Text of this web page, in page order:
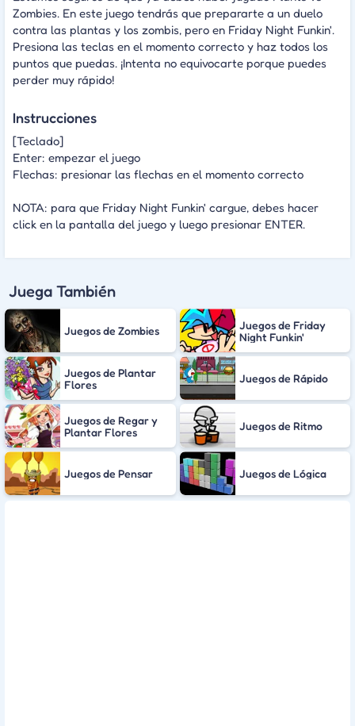
Zombies. En este juego tendrás que prepararte a un duelo
contra las plantas y los zombis, pero en Friday Night Funkin'.
Presiona las teclas en el momento correcto y haz todos los
puntos que puedas. ¡Intenta no equivocarte porque puedes
perder muy rápido!
Instrucciones
[Teclado]
Enter: empezar el juego
Flechas: presionar las flechas en el momento correcto
NOTA: para que Friday Night Funkin' cargue, debes hacer
click en la pantalla del juego y luego presionar ENTER.
Juega También
Juegos de Zombies
Juegos de Friday
Night Funkin'
Juegos de Plantar
Flores
Juegos de Rápido
Juegos de Regar y
Plantar Flores
Juegos de Ritmo
Juegos de Pensar Juegos de Lógica